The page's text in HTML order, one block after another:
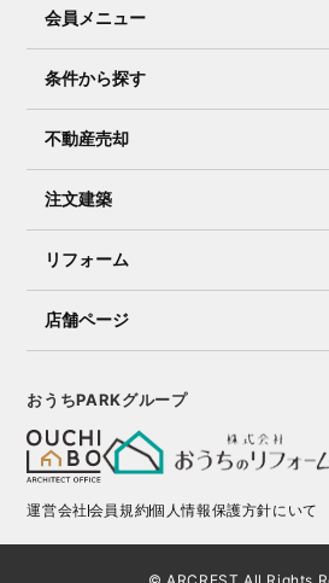
会員メニュー
条件から探す
不動産売却
注文建築
リフォーム
店舗ページ
おうちPARKグループ
運営会社会員規約個人情報保護方針にいて